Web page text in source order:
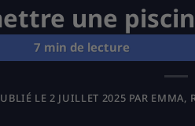
une
LE2 JUILLET 2025 PAR EMMA,